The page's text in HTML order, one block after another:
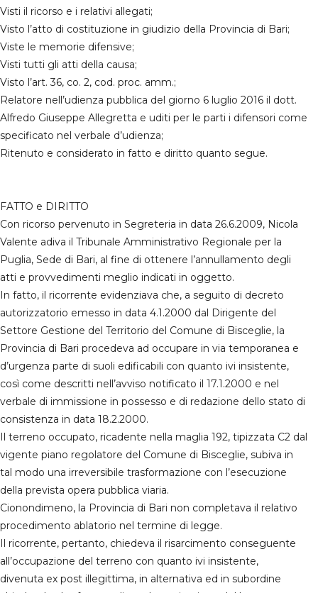
Visti il ricorso e i relativi allegati;
Visto l’atto di costituzione in giudizio della Provincia di Bari;
Viste le memorie difensive;
Visti tutti gli atti della causa;
Visto l’art. 36, co. 2, cod. proc. amm.;
Relatore nell’udienza pubblica del giorno 6 luglio 2016 il dott.
Alfredo Giuseppe Allegretta e uditi per le parti i difensori come
specificato nel verbale d’udienza;
Ritenuto e considerato in fatto e diritto quanto segue.
FATTO e DIRITTO
Con ricorso pervenuto in Segreteria in data 26.6.2009, Nicola
Valente adiva il Tribunale Amministrativo Regionale per la
Puglia, Sede di Bari, al fine di ottenere l’annullamento degli
atti e provvedimenti meglio indicati in oggetto.
In fatto, il ricorrente evidenziava che, a seguito di decreto
autorizzatorio emesso in data 4.1.2000 dal Dirigente del
Settore Gestione del Territorio del Comune di Bisceglie, la
Provincia di Bari procedeva ad occupare in via temporanea e
d’urgenza parte di suoli edificabili con quanto ivi insistente,
così come descritti nell’avviso notificato il 17.1.2000 e nel
verbale di immissione in possesso e di redazione dello stato di
consistenza in data 18.2.2000.
Il terreno occupato, ricadente nella maglia 192, tipizzata C2 dal
vigente piano regolatore del Comune di Bisceglie, subiva in
tal modo una irreversibile trasformazione con l’esecuzione
della prevista opera pubblica viaria.
Cionondimeno, la Provincia di Bari non completava il relativo
procedimento ablatorio nel termine di legge.
Il ricorrente, pertanto, chiedeva il risarcimento conseguente
all’occupazione del terreno con quanto ivi insistente,
divenuta ex post illegittima, in alternativa ed in subordine